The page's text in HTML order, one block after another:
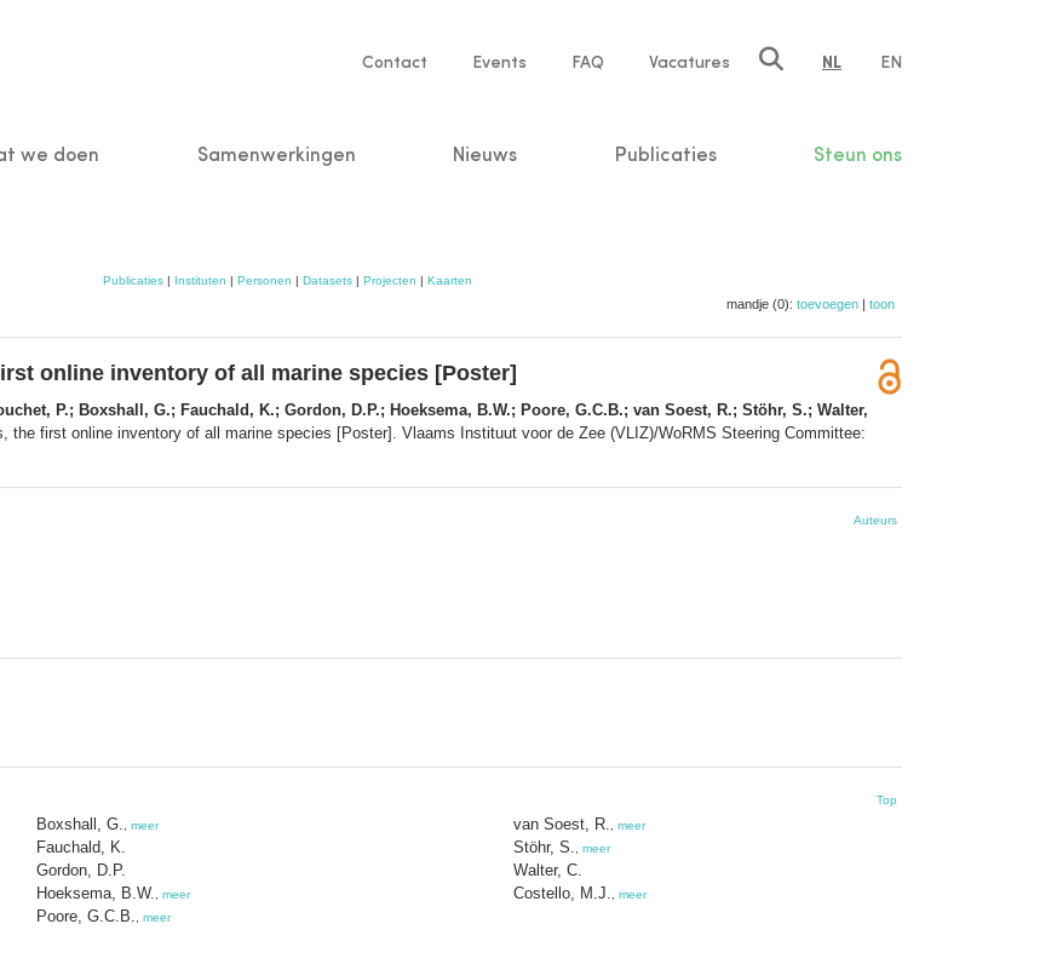
Service
Contact Events FAQ Vacatures NL EN
we doen Samenwerkingen Nieuws Publicaties Steun ons
Publicaties| Instituten | Personen | Datasets| Projecten | Kaarten
mandje (0): toevoegen | toon
online inventory of all marine species [Poster]
P.; Boxshall, G.; Fauchald, K.; Gordon, D.P.; Hoeksema, B.W.; Poore, G.C.B.; van Soest, R.; Stöhr, S.; Walter,
the first online inventory of all marine species [Poster]. Vlaams Instituut voor de Zee (VLIZ)/WoRMS Steering Committee:
Auteurs
Top
Boxshall, G. meer
Fauchald, K.
Gordon, D.P.
Hoeksema, B.W.
meer
Poore, G.C.B. meer
van Soest, R. meer
Stöhr, S. meer
Walter, C.
Costello, M.J.
meer